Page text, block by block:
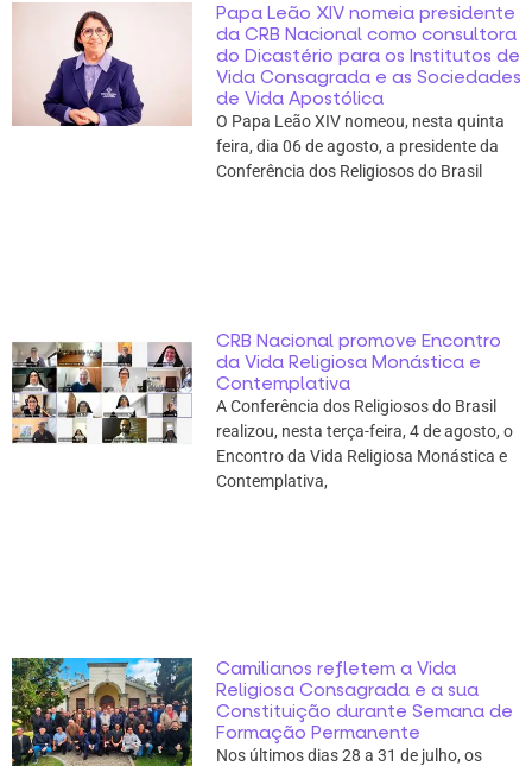
Papa Leão XIV nomeia presidente
da CRB Nacional como consultora
do Dicastério para os Institutos de
Vida Consagrada e as Sociedades
de Vida Apostólica
O Papa Leão XIV nomeou, nesta quinta
feira, dia 06 de agosto, a presidente da
Conferência dos Religiosos do Brasil
CRB Nacional promove Encontro
da Vida Religiosa Monástica e
Contemplativa
A Conferência dos Religiosos do Brasil
realizou, nesta terça-feira, 4 de agosto, o
Encontro da Vida Religiosa Monástica e
Contemplativa,
Camilianos refletem a Vida
Religiosa Consagrada e a sua
Constituição durante Semana de
Formação Permanente
Nos últimos dias 28 a 31 de julho, os